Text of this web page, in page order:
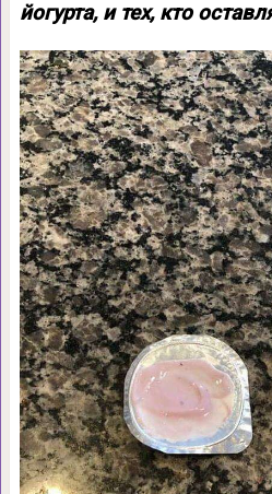
йогурта, и тех, кто